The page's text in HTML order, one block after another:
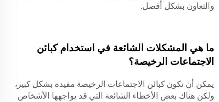
والتعاون بشكل أفضل.
ما هي المشكلات الشائعة في استخدام كبائن
الاجتماعات الرخيصة؟
يمكن أن تكون كبائن الاجتماعات الرخيصة مفيدة بشكل كبير،
ولكن هناك بعض الأخطاء الشائعة التي قد يواجهها الأشخاص